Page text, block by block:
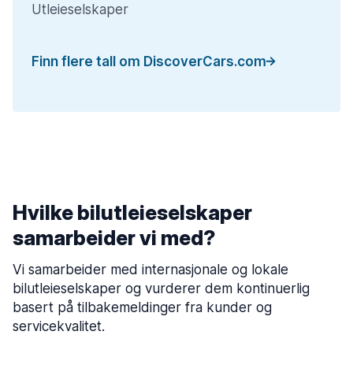
Utleieselskaper
Finn flere tall om DiscoverCars.com
Hvilke bilutleieselskaper
samarbeider vi med?
Vi samarbeider med internasjonale og lokale
bilutleieselskaper og vurderer dem kontinuerlig
basert på tilbakemeldinger fra kunder og
servicekvalitet.